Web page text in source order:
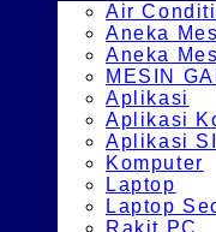
Air
Aneka
Aneka
MESIN
Aplikasi
Aplikasi
Aplikasi
Komputer
Laptop
Laptop
Rakit PC